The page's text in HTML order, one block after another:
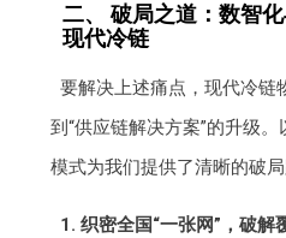
二、 破局之道：数智
现代冷链
要解决上述痛点，现代冷链
到“供应链解决方案”的升级。
模式为我们提供了清晰的破局
1. 织密全国“一张网”，破解